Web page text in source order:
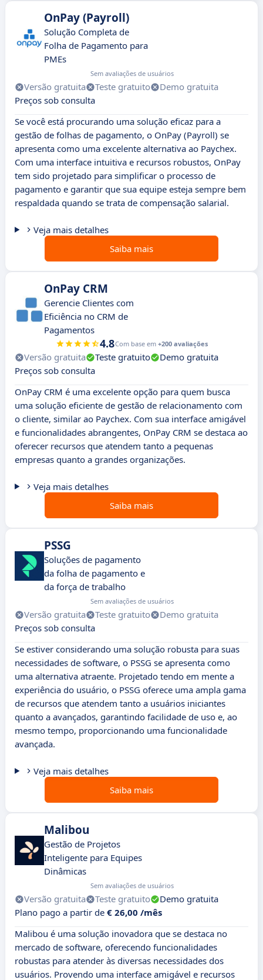
OnPay (Payroll)
Solução Completa de
Folha de Pagamento para
PMEs
Sem avaliações de usuários
Versão gratuita Teste gratuito
Demo gratuita
Preços sob consulta
Se você está procurando uma solução eficaz para a
gestão de folhas de pagamento, o OnPay (Payroll) se
apresenta como uma excelente alternativa ao Paychex.
Com uma interface intuitiva e recursos robustos, OnPay
tem sido projetado para simplificar o processo de
pagamento e garantir que sua equipe esteja sempre bem
respaldada quando se trata de compensação salarial.
Veja mais detalhes
Saiba mais
OnPay CRM
Gerencie Clientes com
Eficiência no CRM de
Pagamentos
4.8Com base em +200 avaliações
Versão gratuita Teste gratuito
Demo gratuita
Preços sob consulta
OnPay CRM é uma excelente opção para quem busca
uma solução eficiente de gestão de relacionamento com
o cliente, similar ao Paychex. Com sua interface amigável
e funcionalidades abrangentes, OnPay CRM se destaca ao
oferecer recursos que atendem tanto a pequenas
empresas quanto a grandes organizações.
Veja mais detalhes
Saiba mais
PSSG
Soluções de pagamento
da folha de pagamento e
da força de trabalho
Sem avaliações de usuários
Versão gratuita Teste gratuito
Demo gratuita
Preços sob consulta
Se estiver considerando uma solução robusta para suas
necessidades de software, o PSSG se apresenta como
uma alternativa atraente. Projetado tendo em mente a
experiência do usuário, o PSSG oferece uma ampla gama
de recursos que atendem tanto a usuários iniciantes
quanto a avançados, garantindo facilidade de uso e, ao
mesmo tempo, proporcionando uma funcionalidade
avançada.
Veja mais detalhes
Saiba mais
Malibou
Gestão de Projetos
Inteligente para Equipes
Dinâmicas
Sem avaliações de usuários
Versão gratuita Teste gratuito
Demo gratuita
Plano pago a partir de € 26,00 /mês
Malibou é uma solução inovadora que se destaca no
mercado de software, oferecendo funcionalidades
robustas para atender às diversas necessidades dos
usuários. Provendo uma interface amigável e recursos